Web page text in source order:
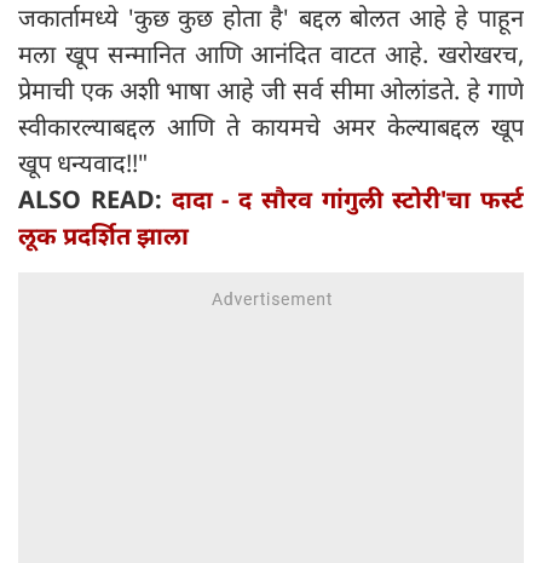
जकार्तामध्ये 'कुछ कुछ होता है' बद्दल बोलत आहे हे पाहून
मला खूप सन्मानित आणि आनंदित वाटत आहे. खरोखरच,
प्रेमाची एक अशी भाषा आहे जी सर्व सीमा ओलांडते. हे गाणे
स्वीकारल्याबद्दल आणि ते कायमचे अमर केल्याबद्दल खूप
खूप धन्यवाद!!"
ALSO READ: दादा - द सौरव गांगुली स्टोरी'चा फर्स्ट
लूक प्रदर्शित झाला